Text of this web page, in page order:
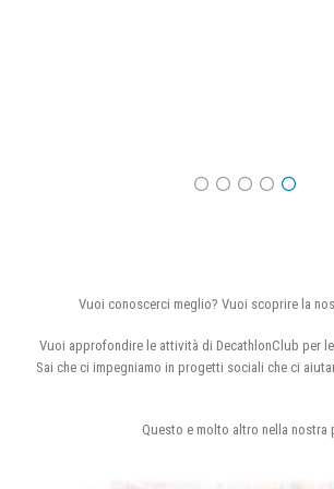
Vuoi conoscerci meglio? Vuoi scoprire la
Vuoi approfondire le attività di DecathlonClub per
Sai che ci impegniamo in progetti sociali che ci
Questo e molto altro nella nostra